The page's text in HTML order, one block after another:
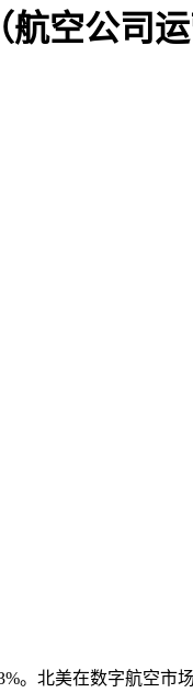
空公司运
。北美在数字航空市